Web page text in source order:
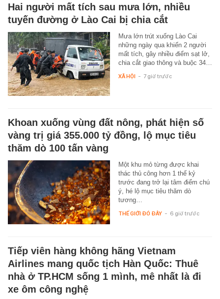
Hai người mất tích sau mưa lớn, nhiều
tuyến đường ở Lào Cai bị chia cắt
Mưa lớn trút xuống Lào Cai
những ngày qua khiến 2 người
mất tích, gây nhiều điểm sạt lở,
chia cắt giao thông và buộc 34…
XÃ HỘI - 7 giờ trước
Khoan xuống vùng đất nông, phát hiện số
vàng trị giá 355.000 tỷ đồng, lộ mục tiêu
thăm dò 100 tấn vàng
Một khu mỏ từng được khai
thác thủ công hơn 1 thế kỷ
trước đang trở lại tâm điểm chú
ý, hé lộ mục tiêu thăm dò
tương…
THẾ GIỚI ĐÓ ĐÂY - 6 giờ trước
Tiếp viên hàng không hãng Vietnam
Airlines mang quốc tịch Hàn Quốc: Thuê
nhà ở TP.HCM sống 1 mình, mê nhất là đi
xe ôm công nghệ